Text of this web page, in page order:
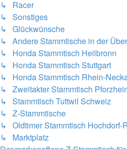
↳ Racer
↳ Sonstiges
↳ Glückwünsche
↳ Andere Stammtische in der
↳ Honda Stammtisch Heilbronn
↳ Honda Stammtisch Stuttgart
↳ Honda Stammtisch Rhein-
↳ Zweitakter Stammtisch
↳ Stammtisch Tuttwil Schweiz
↳ Z-Stammtische
↳ Oldtimer Stammtisch Hochdorf-
↳ Marktplatz